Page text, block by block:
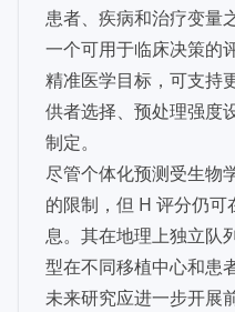
患者、疾病和治疗变量
一个可用于临床决策的
精准医学目标，可支持
供者选择、预处理强度
制定。
尽管个体化预测受生物
的限制，但 H 评分仍
息。其在地理上独立队
型在不同移植中心和患
未来研究应进一步开展